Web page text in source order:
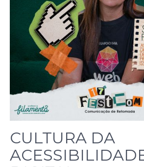
CULTURA DA